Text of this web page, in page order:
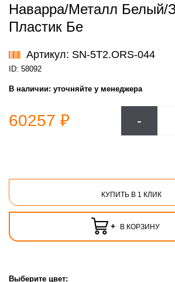
Наварра/Металл Белый/
Пластик Бе
Артикул: SN-5T2.ORS-044
ID: 58092
В наличии: уточняйте у менеджера
60257 ₽ -
КУПИТЬ В 1 КЛИК
+ В КОРЗИНУ
Выберите цвет: